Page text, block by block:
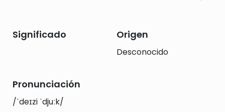
Significado Origen
Desconocido
Pronunciación
/ˈdeɪzi ˈdjuːk/